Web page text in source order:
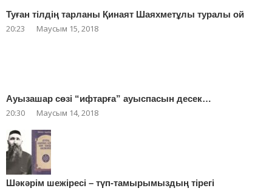
Туған тілдің тарланы Қинаят Шаяхметұлы туралы ой
20:23 Маусым 15, 2018
Ауызашар сөзі “ифтарға” ауыспасын десек…
20:30 Маусым 14, 2018
Шәкәрім шежіресі – түп-тамырымыздың тірегі